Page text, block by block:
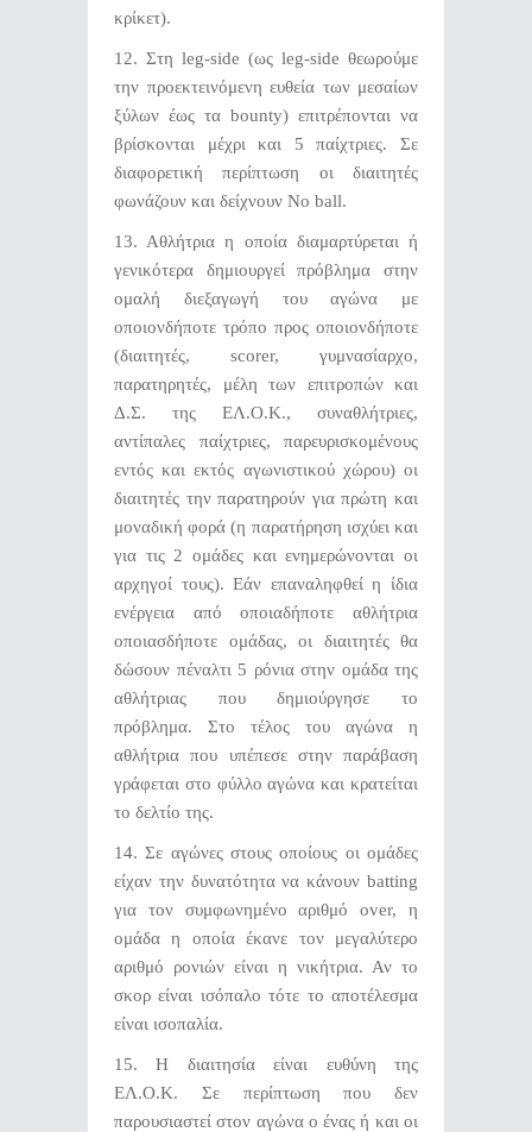
κρίκετ).
12. Στη leg-side (ως leg-side θεωρούμε
την προεκτεινόμενη ευθεία των μεσαίων
ξύλων έως τα bounty) επιτρέπονται να
βρίσκονται μέχρι και 5 παίχτριες. Σε
διαφορετική περίπτωση οι διαιτητές
φωνάζουν και δείχνουν No ball.
13. Αθλήτρια η οποία διαμαρτύρεται ή
γενικότερα δημιουργεί πρόβλημα στην
ομαλή διεξαγωγή του αγώνα με
οποιονδήποτε τρόπο προς οποιονδήποτε
(διαιτητές, scorer, γυμνασίαρχο,
παρατηρητές, μέλη των επιτροπών και
Δ.Σ. της ΕΛ.Ο.Κ., συναθλήτριες,
αντίπαλες παίχτριες, παρευρισκομένους
εντός και εκτός αγωνιστικού χώρου) οι
διαιτητές την παρατηρούν για πρώτη και
μοναδική φορά (η παρατήρηση ισχύει και
για τις 2 ομάδες και ενημερώνονται οι
αρχηγοί τους). Εάν επαναληφθεί η ίδια
ενέργεια από οποιαδήποτε αθλήτρια
οποιασδήποτε ομάδας, οι διαιτητές θα
δώσουν πέναλτι 5 ρόνια στην ομάδα της
αθλήτριας που δημιούργησε το
πρόβλημα. Στο τέλος του αγώνα η
αθλήτρια που υπέπεσε στην παράβαση
γράφεται στο φύλλο αγώνα και κρατείται
το δελτίο της.
14. Σε αγώνες στους οποίους οι ομάδες
είχαν την δυνατότητα να κάνουν batting
για τον συμφωνημένο αριθμό over, η
ομάδα η οποία έκανε τον μεγαλύτερο
αριθμό ρονιών είναι η νικήτρια. Αν το
σκορ είναι ισόπαλο τότε το αποτέλεσμα
είναι ισοπαλία.
15. Η διαιτησία είναι ευθύνη της
ΕΛ.Ο.Κ. Σε περίπτωση που δεν
παρουσιαστεί στον αγώνα ο ένας ή και οι